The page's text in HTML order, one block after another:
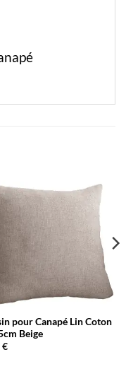
pour Canapé Lin Coton
Beige
€